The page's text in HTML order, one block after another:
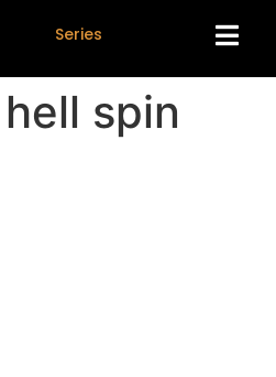
Series
hell spin